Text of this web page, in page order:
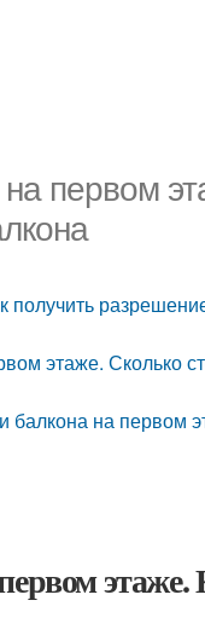
первом
этаже. Сколько
балкона на первом